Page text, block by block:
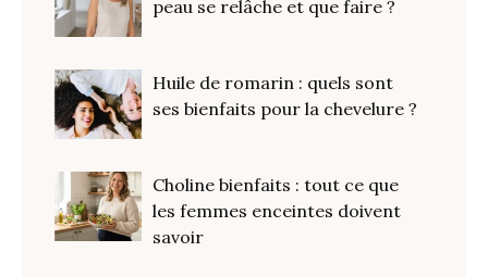
peau se relâche et que faire ?
Huile de romarin : quels sont
ses bienfaits pour la chevelure ?
Choline bienfaits : tout ce que
les femmes enceintes doivent
savoir